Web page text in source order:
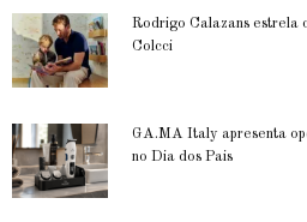
Rodrigo Calazans estrela
Colcci
GA.MA Italy apresenta
no Dia dos Pais